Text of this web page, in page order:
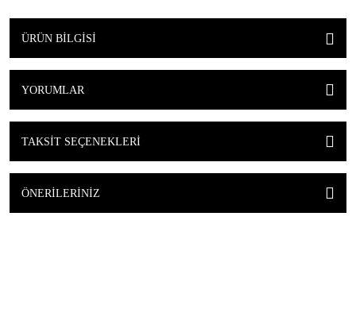
ÜRÜN BILGISI
YORUMLAR
TAKSIT SEÇENEKLERI
ÖNERILERINIZ